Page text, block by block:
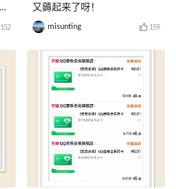
152
又薅起来了呀！
misunting 159